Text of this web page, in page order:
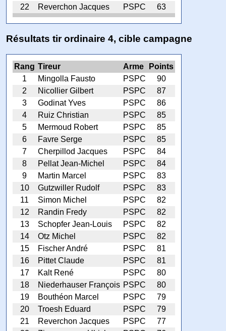
22
Reverchon Jacques PSPC 63
Résultats tir ordinaire 4, cible campagne
Rang Tireur Arme
Points
1
Mingolla Fausto PSPC
90
2
Nicollier Gilbert PSPC
87
3
Godinat Yves PSPC
86
4
Ruiz Christian PSPC
85
5
Mermoud Robert PSPC
85
6
Favre Serge PSPC
85
7
Cherpillod Jacques PSPC
84
8
Pellat Jean-Michel PSPC
84
9
Martin Marcel PSPC
83
10
Gutzwiller Rudolf PSPC
83
11
Simon Michel PSPC
82
12
Randin Fredy PSPC
82
13
Schopfer Jean-Louis PSPC
82
14
Otz Michel PSPC
82
15
Fischer André PSPC
81
16
Pittet Claude PSPC
81
17
Kalt René PSPC
80
18
Niederhauser François PSPC
80
19
Bouthéon Marcel PSPC
79
20
Troesh Eduard PSPC
79
21
Reverchon Jacques PSPC
77